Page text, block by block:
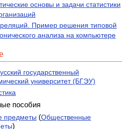
основы и задачи статистики
Пример решения типовой
анализа на компьютере
государственный
университет (БГЭУ)
пособия
предметы (Общественные
)